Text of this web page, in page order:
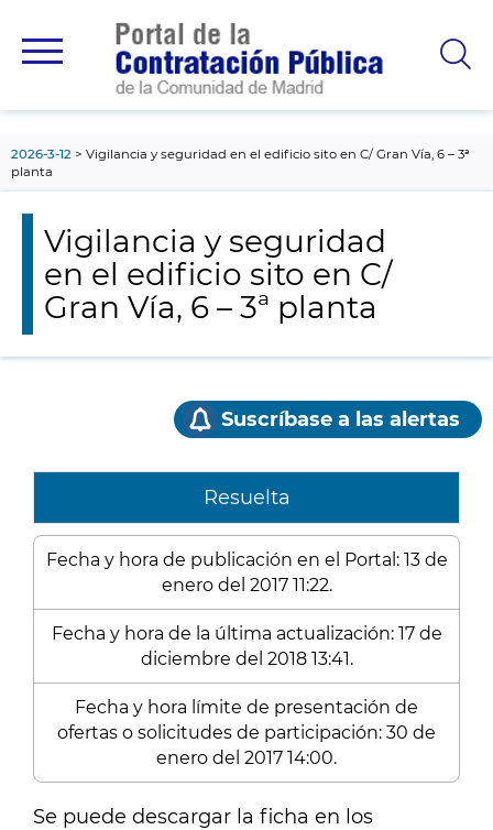
principal
2026-3-12
Vigilancia y seguridad en el edificio sito en C/ Gran Vía, 6 – 3ª
planta
Vigilancia y seguridad
en el edificio sito en C/
Gran Vía, 6 – 3ª planta
Suscríbase a las alertas
Resuelta
Fecha y hora de publicación en el Portal: 13 de
enero del 2017 11:22.
Fecha y hora de la última actualización: 17 de
diciembre del 2018 13:41.
Fecha y hora límite de presentación de
ofertas o solicitudes de participación: 30 de
enero del 2017 14:00.
Se puede descargar la ficha en los